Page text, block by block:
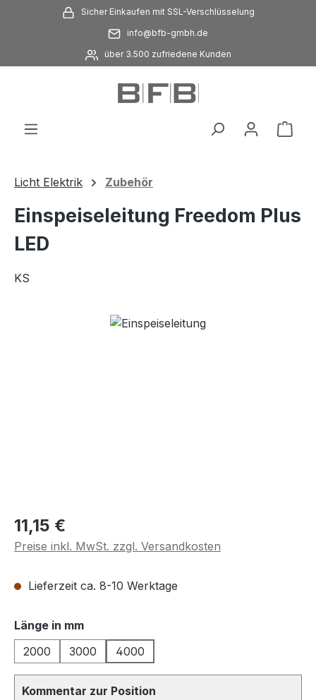
Zum Hauptinhalt springenSicher Einkaufen mit SSL-Verschlüsselung
info@bfb-gmbh.de
über 3.500 zufriedene Kunden
Licht Elektrik Zubehör
Einspeiseleitung Freedom Plus
LED
KS
Regulärer Preis:
11,15 €
Preise inkl. MwSt. zzgl. Versandkosten
Lieferzeit ca. 8-10 Werktage
Länge in mmauswählen
2000
3000 4000
Kommentar zur Position